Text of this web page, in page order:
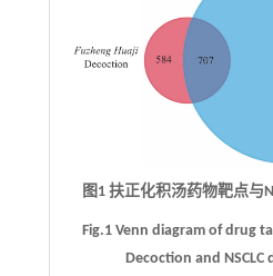
图1 扶正化积汤药物靶点与
Fig.1 Venn diagram of drug
Decoction and NSCLC